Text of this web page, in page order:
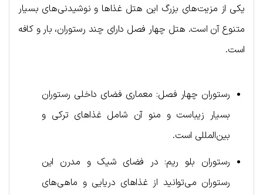
یکی از مزیت‌های بزرگ این هتل غذاها و نوشیدنی‌های بسیار
متنوع آن است. هتل چهار فصل دارای چند رستوران، بار و کافه
است.
رستوران چهار فصل: معماری فضای داخلی رستوران
بسیار زیباست و منو آن شامل غذاهای ترکی و
بین‌المللی است.
رستوران بلو ریم: در فضای شیک و مدرن این
رستوران می‌توانید از غذاهای دریایی و ماهی‌های